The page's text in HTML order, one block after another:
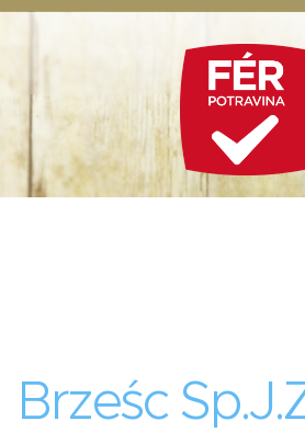
Brześc